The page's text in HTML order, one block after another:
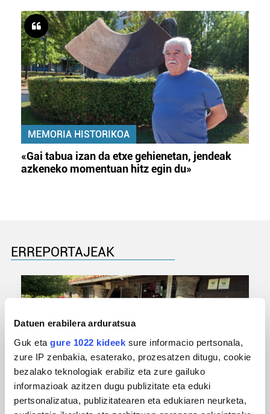
Datuen erabilera arduratsua
Guk eta gure 1022 kideek sure informacio pertsonala,
zure IP zenbakia, esaterako, prozesatzen ditugu, cookie
bezalako teknologiak erabiliz eta zure gailuko
informazioak azitzen dugu publizitate eta eduki
pertsonalizatua, publizitatearen eta edukiaren neurketa,
MEMORIA HISTORIKOA
«Gai tabua izan da etxe gehienetan, jendeak
azkeneko momentuan hitz egin du»
ERREPORTAJEAK
URBIAKO FESTA